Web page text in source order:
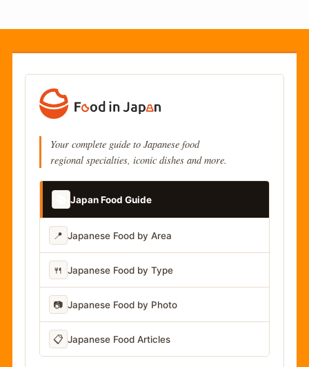
Your complete guide to Japanese food
regional specialties, iconic dishes and more.
Japan Food Guide
📍 Japanese Food by Area
🍴 Japanese Food by Type
📷 Japanese Food by Photo
📋 Japanese Food Articles